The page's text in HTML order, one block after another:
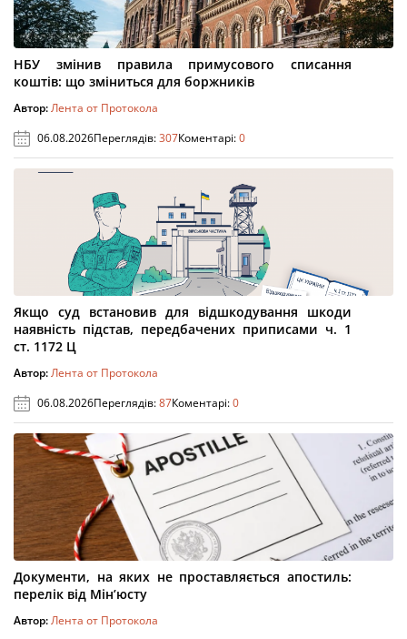
НБУ змінив правила примусового списання
коштів: що зміниться для боржників
Автор:Лента от Протокола
06.08.2026Переглядів:307Коментарі:0
Якщо суд встановив для відшкодування шкоди
наявність підстав, передбачених приписами ч. 1
ст. 1172 Ц
Автор:Лента от Протокола
06.08.2026Переглядів:87Коментарі:0
Документи, на яких не проставляється апостиль:
перелік від Мін’юсту
Автор:Лента от Протокола